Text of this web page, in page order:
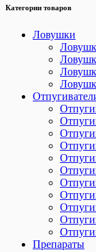
Категории товаров
Ловушки
Препараты